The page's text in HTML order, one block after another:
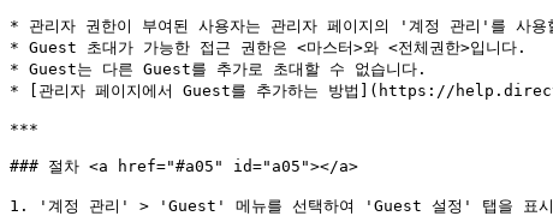
* 관리자 권한이 부여된 사용자는 관리자 페이지의 '계정 관리'를 사용
* Guest 초대가 가능한 접근 권한은 <마스터>와 <전체권한>입니다.
* Guest는 다른 Guest를 추가로 초대할 수 없습니다.
* [관리자 페이지에서 Guest를 추가하는 방법](https://
***
### 절차 <a href="#a05" id="a05"></a>
1. '계정 관리' > 'Guest' 메뉴를 선택하여 'Guest 설정' 탭을 표시